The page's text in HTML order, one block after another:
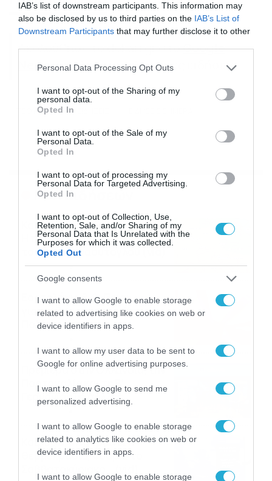
IAB’s list of downstream participants. This information may
also be disclosed by us to third parties on the IAB’s List of
Downstream Participants that may further disclose it to other
Please note that this website/app uses one or more Google
not limited to your visit or usage behaviour. You may click to
grant or deny consent to Google and its third-party tags to
use your data for below specified purposes in below Google
consent section.
Personal Data Processing Opt Outs
I want to opt-out of the Sharing of my
personal data.
Opted In
I want to opt-out of the Sale of my
Personal Data.
Opted In
I want to opt-out of processing my
Personal Data for Targeted Advertising.
Opted In
I want to opt-out of Collection, Use,
Retention, Sale, and/or Sharing of my
Personal Data that Is Unrelated with the
Purposes for which it was collected.
Opted Out
Google consents
I want to allow Google to enable storage
related to advertising like cookies on web or
device identifiers in apps.
I want to allow my user data to be sent to
Google for online advertising purposes.
I want to allow Google to send me
personalized advertising.
I want to allow Google to enable storage
related to analytics like cookies on web or
device identifiers in apps.
I want to allow Google to enable storage
Ακολούθησε το dokari.gr στοGoogle
Newsγια όλες τις τελευταίες ειδήσεις
ΤΣΟΥΡΕΚΙΑ
Ροή Ειδήσεων
Καιρός Δεκαπενταύγουστο:
Η προοπτική εξέλιξης από
τον Σάκη Αρναούτογλου (vid)
08/08/2026 08:51
Εορτολόγιο 8-8: Ποιοι
γιορτάζουν σήμερα; Χρόνια
Πολλά
Πρεμιέρα στην Ολλανδία, την
Πορτογαλία και τη Β’
Γερμανίας με πολλές
στοιχηματικές επιλογές από
το ΠΑΜΕ ΣΤΟΙΧΗΜΑ
Καιρός 6-8: Ανεβαίνει η
θερμοκρασία, 40άρια το